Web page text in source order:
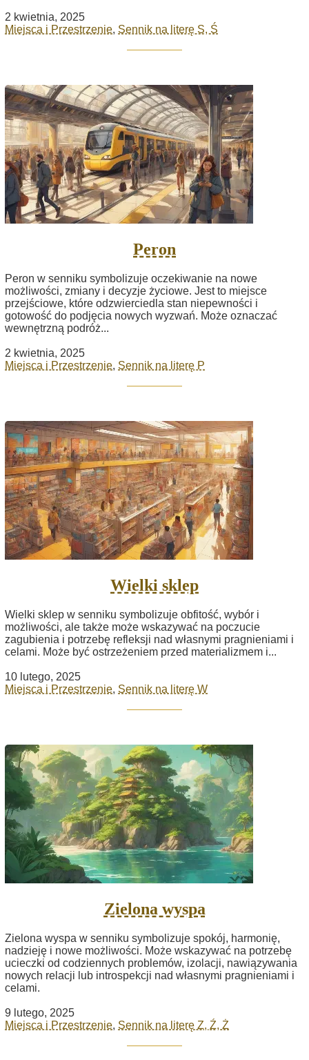
2 kwietnia, 2025
Miejsca i Przestrzenie, Sennik na literę S, Ś
Peron
Peron w senniku symbolizuje oczekiwanie na nowe
możliwości, zmiany i decyzje życiowe. Jest to miejsce
przejściowe, które odzwierciedla stan niepewności i
gotowość do podjęcia nowych wyzwań. Może oznaczać
wewnętrzną podróż...
2 kwietnia, 2025
Miejsca i Przestrzenie, Sennik na literę P
Wielki sklep
Wielki sklep w senniku symbolizuje obfitość, wybór i
możliwości, ale także może wskazywać na poczucie
zagubienia i potrzebę refleksji nad własnymi pragnieniami i
celami. Może być ostrzeżeniem przed materializmem i...
10 lutego, 2025
Miejsca i Przestrzenie, Sennik na literę W
Zielona wyspa
Zielona wyspa w senniku symbolizuje spokój, harmonię,
nadzieję i nowe możliwości. Może wskazywać na potrzebę
ucieczki od codziennych problemów, izolacji, nawiązywania
nowych relacji lub introspekcji nad własnymi pragnieniami i
celami.
9 lutego, 2025
Miejsca i Przestrzenie, Sennik na literę Z, Ź, Ż